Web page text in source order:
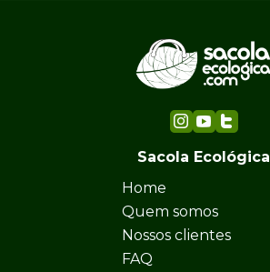
Sacola Ecológica
Home
Quem somos
Nossos clientes
FAQ